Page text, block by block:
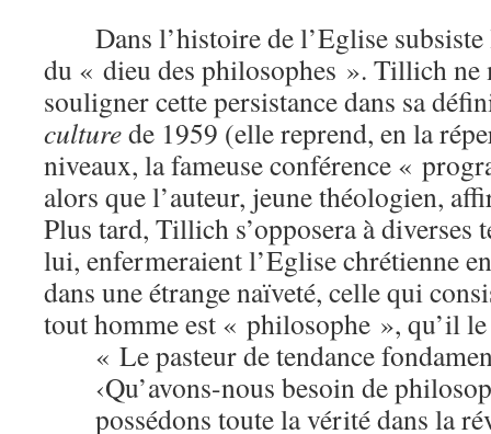
Dans l’histoire de l’Eglise
du « dieu des philosophes ». Tillich ne
souligner cette persistance dans sa
culturede 1959 (elle reprend, en la
niveaux, la fameuse conférence «
alors que l’auteur, jeune théologien,
Plus tard, Tillich s’opposera à diverses
lui, enfermeraient l’Eglise chrétienne
dans une étrange naïveté, celle qui
tout homme est « philosophe », qu’il
« Le pasteur de tendance
‹Qu’avons-nous besoin de
possédons toute la vérité dans la